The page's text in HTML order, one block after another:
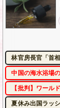
林官房長官「首
中国の海水浴場
【批判】ワール
夏休み出国ラッ